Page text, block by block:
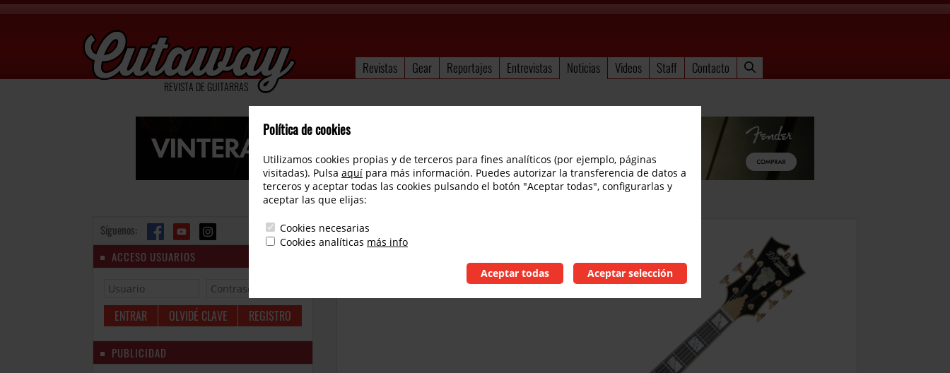
REVISTA DE GUITARRAS
Revistas Gear Reportajes Entrevistas Noticias Videos Staff Contacto
D´Angelico lanza la Excel 59
Síguenos:
ACCESO USUARIOS
OLVIDÉ CLAVE REGISTRO
PUBLICIDAD
Política de cookies
Utilizamos cookies propias y de terceros para fines analíticos (por ejemplo, páginas
visitadas). Pulsa aquí para más información. Puedes autorizar la transferencia de datos a
terceros y aceptar todas las cookies pulsando el botón "Aceptar todas", configurarlas y
aceptar las que elijas:
Cookies necesarias
Cookies analíticas más info
Aceptar todas Aceptar selección